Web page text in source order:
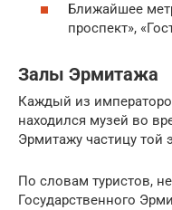
Ближайшее
проспект»,
Залы Эрмитажа
Каждый из
находился музей во
Эрмитажу частицу той
По словам туристов,
Государственного